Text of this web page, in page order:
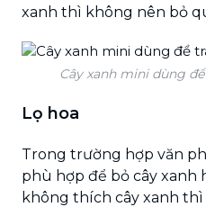
xanh thì không nên bỏ
Cây xanh mini dùng
Lọ hoa
Trong trường hợp văn
phù hợp để bỏ cây xanh
không thích cây xanh